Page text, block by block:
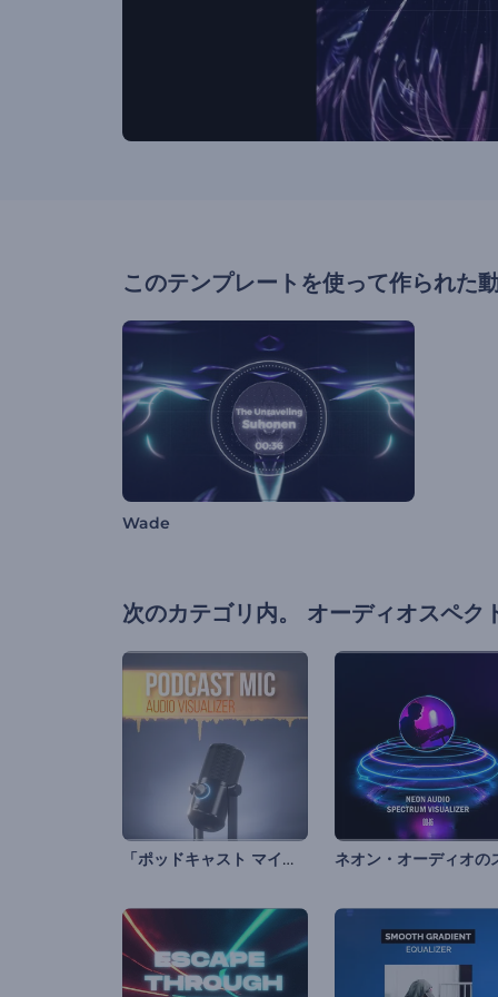
このテンプレートを使って作られた
Wade
次のカテゴリ内。 オーディオスペク
「ポッドキャスト マイク」のオーディオ ビジュアライザー